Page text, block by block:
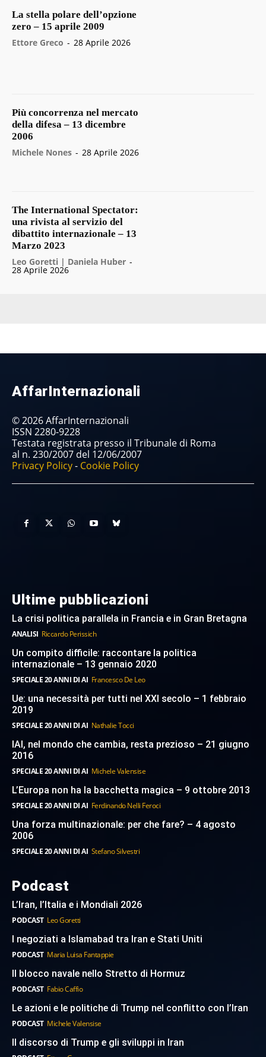
La stella polare dell’opzione
zero – 15 aprile 2009
Ettore Greco - 28 Aprile 2026
Più concorrenza nel mercato
della difesa – 13 dicembre
2006
Michele Nones - 28 Aprile 2026
The International Spectator:
una rivista al servizio del
dibattito internazionale – 13
Marzo 2023
Leo Goretti | Daniela Huber -
28 Aprile 2026
AffarInternazionali
© 2026 AffarInternazionali
ISSN 2280-9228
Testata registrata presso il Tribunale di Roma
al n. 230/2007 del 12/06/2007
Privacy Policy- Cookie Policy
Ultime pubblicazioni
La crisi politica parallela in Francia e in Gran Bretagna
ANALISI Riccardo Perissich
Un compito difficile: raccontare la politica
internazionale – 13 gennaio 2020
SPECIALE 20 ANNI DI AI Francesco De Leo
Ue: una necessità per tutti nel XXI secolo – 1 febbraio
2019
SPECIALE 20 ANNI DI AI Nathalie Tocci
IAI, nel mondo che cambia, resta prezioso – 21 giugno
2016
SPECIALE 20 ANNI DI AI Michele Valensise
L’Europa non ha la bacchetta magica – 9 ottobre 2013
SPECIALE 20 ANNI DI AI Ferdinando Nelli Feroci
Una forza multinazionale: per che fare? – 4 agosto
2006
SPECIALE 20 ANNI DI AI Stefano Silvestri
Podcast
L’Iran, l’Italia e i Mondiali 2026
PODCAST Leo Goretti
I negoziati a Islamabad tra Iran e Stati Uniti
PODCAST Maria Luisa Fantappie
Il blocco navale nello Stretto di Hormuz
PODCAST Fabio Caffio
Le azioni e le politiche di Trump nel conflitto con l’Iran
PODCAST Michele Valensise
Il discorso di Trump e gli sviluppi in Iran